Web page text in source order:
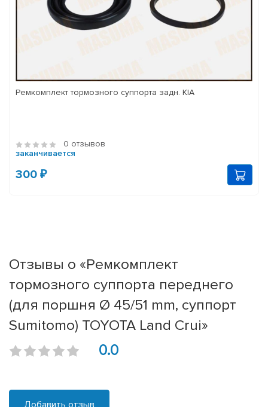
Ремкомплект тормозного суппорта задн. KIA
0 отзывов
заканчивается
300 ₽
Отзывы о «Ремкомплект
тормозного суппорта переднего
(для поршня Ø 45/51 mm, суппорт
Sumitomo) TOYOTA Land Crui»
0.0